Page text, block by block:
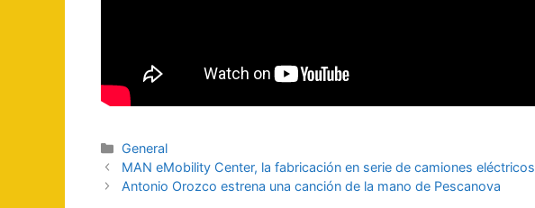
Categorías
General
Navegación
de
MAN eMobility Center, la fabricación en serie de camiones eléctricos
Antonio Orozco estrena una canción de la mano de Pescanova